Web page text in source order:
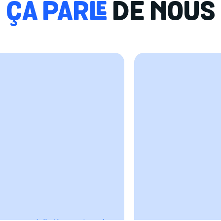
ÇA PARLE DE NOUS